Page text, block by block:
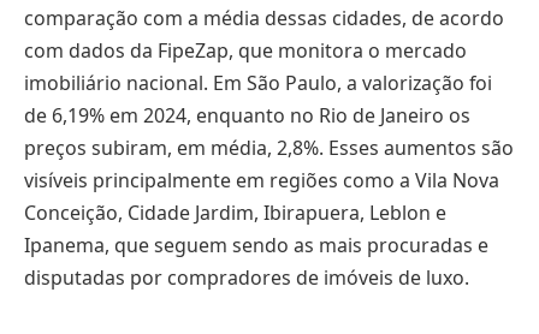
comparação com a média dessas cidades, de acordo
com dados da FipeZap, que monitora o mercado
imobiliário nacional. Em São Paulo, a valorização foi
de 6,19% em 2024, enquanto no Rio de Janeiro os
preços subiram, em média, 2,8%. Esses aumentos são
visíveis principalmente em regiões como a Vila Nova
Conceição, Cidade Jardim, Ibirapuera, Leblon e
Ipanema, que seguem sendo as mais procuradas e
disputadas por compradores de imóveis de luxo.